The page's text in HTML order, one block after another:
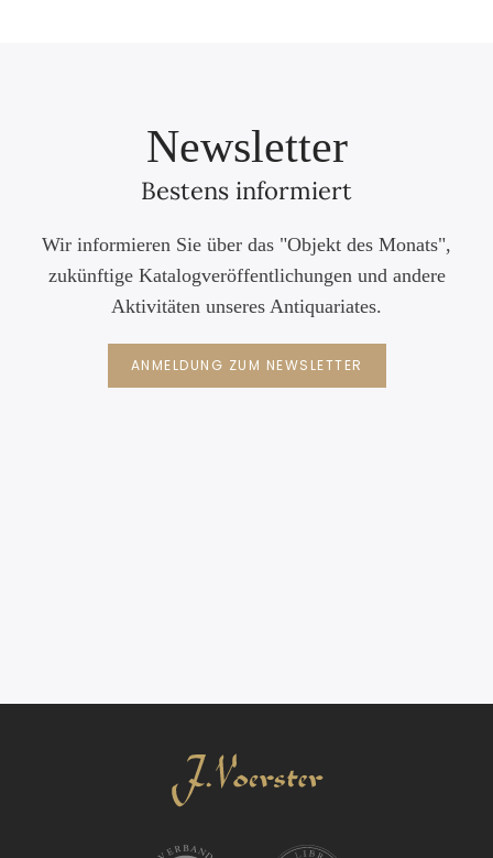
Newsletter
Bestens informiert
Wir informieren Sie über das "Objekt des Monats",
zukünftige Katalogveröffentlichungen und andere
Aktivitäten unseres Antiquariates.
ANMELDUNG ZUM NEWSLETTER